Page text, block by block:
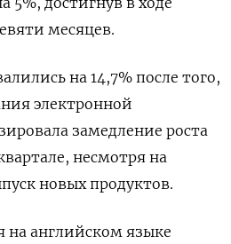
месяцев.
на 14,7% после того,
электронной
замедление роста
несмотря на
новых продуктов.
на английском языке